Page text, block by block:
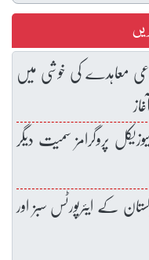
معاہدے کی خوشی میں
میں میوزیکل پروگرامز سمیت دیگر
کے ایئرپورٹس سبز اور